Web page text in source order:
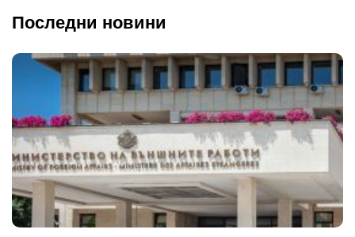
Последни новини